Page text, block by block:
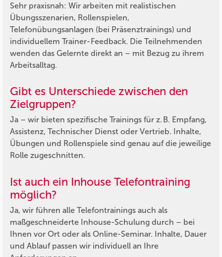
Sehr praxisnah: Wir arbeiten mit realistischen
Übungsszenarien, Rollenspielen,
Telefonübungsanlagen (bei Präsenztrainings) und
individuellem Trainer-Feedback. Die Teilnehmenden
wenden das Gelernte direkt an – mit Bezug zu ihrem
Arbeitsalltag.
Gibt es Unterschiede zwischen den
Zielgruppen?
Ja – wir bieten spezifische Trainings für z. B. Empfang,
Assistenz, Technischer Dienst oder Vertrieb. Inhalte,
Übungen und Rollenspiele sind genau auf die jeweilige
Rolle zugeschnitten.
Ist auch ein Inhouse Telefontraining
möglich?
Ja, wir führen alle Telefontrainings auch als
maßgeschneiderte Inhouse-Schulung durch – bei
Ihnen vor Ort oder als Online-Seminar. Inhalte, Dauer
und Ablauf passen wir individuell an Ihre